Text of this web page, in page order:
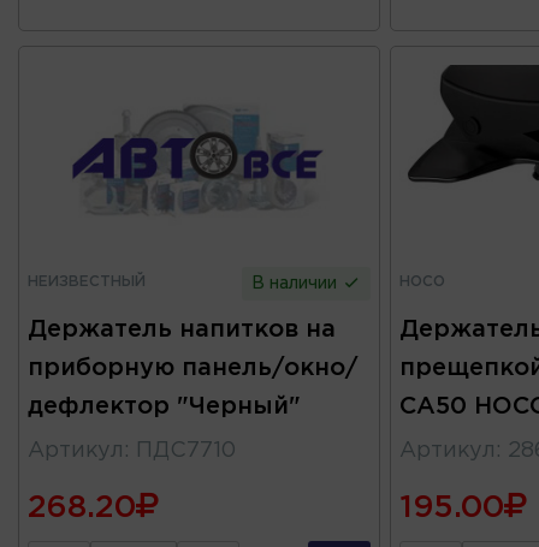
НЕИЗВЕСТНЫЙ В наличии
Держатель напитков на
приборную панель/окно/
дефлектор "Черный"
Артикул : ПДС7710
268.20
HOCO
CA50
Артикул :
195.00